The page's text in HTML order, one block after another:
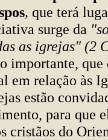
, que terá
surge da
as igrejas" (2
importante, que
em relação às
estão
para que
cristãos do